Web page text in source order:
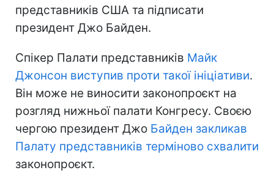
представників США та підписати
президент Джо Байден.
Спікер Палати представників Майк
Джонсон виступив проти такої ініціативи.
Він може не виносити законопроєкт на
розгляд нижньої палати Конгресу. Своєю
чергою президент Джо Байден закликав
Палату представників терміново схвалити
законопроєкт.